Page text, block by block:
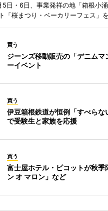
5日・6日、事業発祥の地「箱根小
「桜まつり・ベーカリーフェス」を
買う
ジーンズ移動販売の「デニムマ
ーイベント
買う
伊豆箱根鉄道が恒例「すべら
で受験生と家族を応援
買う
富士屋ホテル・ピコットが秋
ン オ マロン」など